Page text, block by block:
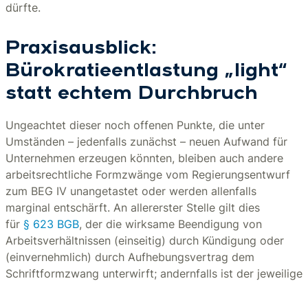
dürfte.
Praxisausblick:
Bürokratieentlastung „light“
statt echtem Durchbruch
Ungeachtet dieser noch offenen Punkte, die unter
Umständen – jedenfalls zunächst – neuen Aufwand für
Unternehmen erzeugen könnten, bleiben auch andere
arbeitsrechtliche Formzwänge vom Regierungsentwurf
zum BEG IV unangetastet oder werden allenfalls
marginal entschärft. An allererster Stelle gilt dies
für § 623 BGB, der die wirksame Beendigung von
Arbeitsverhältnissen (einseitig) durch Kündigung oder
(einvernehmlich) durch Aufhebungsvertrag dem
Schriftformzwang unterwirft; andernfalls ist der jeweilige